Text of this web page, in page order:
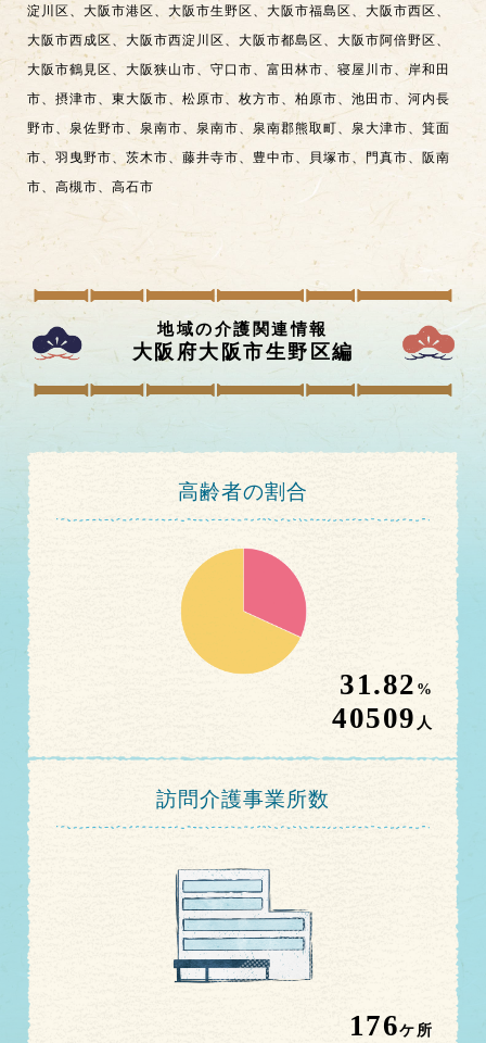
淀川区 、 大阪市港区 、 大阪市生野区 、 大阪市福島区 、 大阪市西区 、
大阪市西成区 、 大阪市西淀川区 、 大阪市都島区 、 大阪市阿倍野区、
大阪市鶴見区 、大阪狭山市、 守口市、 富田林市、 寝屋川市、岸和田
市、 摂津市、 東大阪市、 松原市、 枚方市、 柏原市、 池田市、 河内長
野市、泉佐野市、 泉南市、 泉南市、 泉南郡熊取町、 泉大津市、 箕面
市、 羽曳野市、 茨木市、 藤井寺市、 豊中市、 貝塚市、 門真市、 阪南
市、 高槻市、 高石市
地域の介護関連情報
大阪府大阪市生野区編
高齢者の割合
31.82 %
40509 人
訪問介護事業所数
176ケ所